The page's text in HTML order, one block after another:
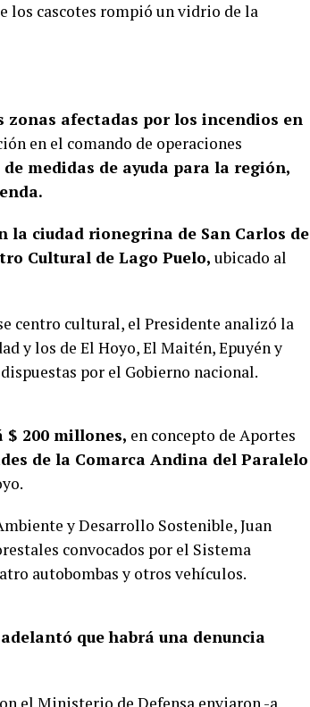
los cascotes rompió un vidrio de la
zonas afectadas por los incendios en
en el comando de operaciones
de medidas de ayuda para la región,
la ciudad rionegrina de San Carlos de
Cultural de Lago Puelo, ubicado al
centro cultural, el Presidente analizó la
y los de El Hoyo, El Maitén, Epuyén y
por el Gobierno nacional.
200 millones, en concepto de Aportes
de la Comarca Andina del Paralelo
y Desarrollo Sostenible, Juan
convocados por el Sistema
autobombas y otros vehículos.
que habrá una denuncia